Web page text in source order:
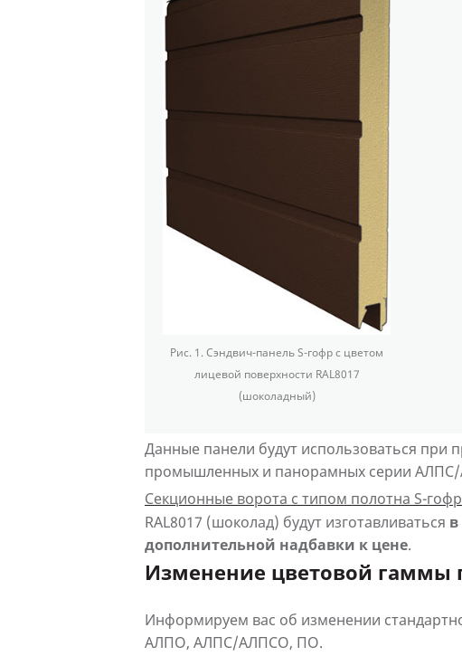
Рис. 1.Сэндвич-панель S-гофр с цветом
лицевой поверхности RAL8017
(шоколадный)
Данные панели будут использоваться при
промышленных и панорамных серии
Секционные ворота с типом полотна S-гофр
RAL8017 (шоколад) будут изготавливаться
дополнительной надбавки к цене.
Изменение цветовой гаммы
Информируем вас об изменении
АЛПО, АЛПС/АЛПСО, ПО.